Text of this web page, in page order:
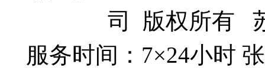
司 版权所有
服务时间：7×24小时